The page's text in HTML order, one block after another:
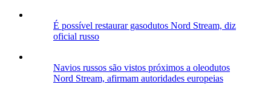
É possível restaurar gasodutos Nord Stream, diz
oficial russo
Navios russos são vistos próximos a oleodutos
Nord Stream, afirmam autoridades europeias